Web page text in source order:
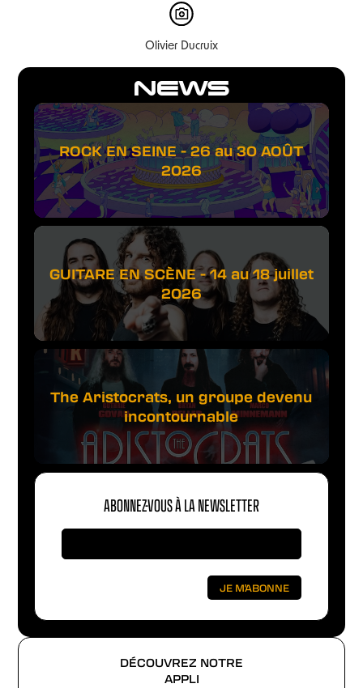
DÉCOUVREZ NOTRE
APPLI
NEWS
ROCK EN SEINE - 26 au 30 AOÛT
2026
GUITARE EN SCÈNE - 14 au 18 juillet
2026
The Aristocrats, un groupe devenu
incontournable
ABONNEZ-VOUS À LA NEWSLETTER
Olivier Ducruix